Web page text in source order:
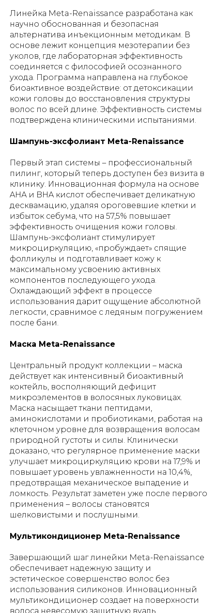
Линейка Meta-Renaissance разработана как
научно обоснованная и безопасная
альтернатива инъекционным методикам. В
основе лежит концепция мезотерапии без
уколов, где лабораторная эффективность
соединяется с философией осознанного
ухода. Программа направлена на глубокое
биоактивное воздействие: от детоксикации
кожи головы до восстановления структуры
волос по всей длине. Эффективность системы
подтверждена клиническими испытаниями.
Шампунь-эксфолиант Meta-Renaissance
Первый этап системы – профессиональный
пилинг, который теперь доступен без визита в
клинику. Инновационная формула на основе
AHA и BHA кислот обеспечивает деликатную
десквамацию, удаляя ороговевшие клетки и
избыток себума, что на 57,5% повышает
эффективность очищения кожи головы.
Шампунь-эксфолиант стимулирует
микроциркуляцию, «пробуждает» спящие
фолликулы и подготавливает кожу к
максимальному усвоению активных
компонентов последующего ухода.
Охлаждающий эффект в процессе
использования дарит ощущение абсолютной
легкости, сравнимое с ледяным погружением
после бани.
Маска Meta-Renaissance
Центральный продукт коллекции – маска
действует как интенсивный биоактивный
коктейль, восполняющий дефицит
микроэлементов в волосяных луковицах.
Маска насыщает ткани пептидами,
аминокислотами и пробиотиками, работая на
клеточном уровне для возвращения волосам
природной густоты и силы. Клинически
доказано, что регулярное применение маски
улучшает микроциркуляцию крови на 17,9% и
повышает уровень увлажненности на 10,4%,
предотвращая механическое выпадение и
ломкость. Результат заметен уже после первого
применения – волосы становятся
шелковистыми и послушными.
Мультикондиционер Meta-Renaissance
Завершающий шаг линейки Meta-Renaissance
обеспечивает надежную защиту и
эстетическое совершенство волос без
использования силиконов. Инновационный
мультикондиционер создает на поверхности
волоса невесомую защитную вуаль,